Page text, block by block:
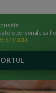
personale sa fie
679/2016